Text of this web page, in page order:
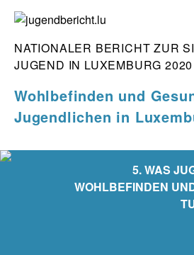
Skip
contentjugendbericht.lu
NATIONALER BERICHT ZUR
JUGEND IN LUXEMBURG 2020
Wohlbefinden und
Jugendlichen in
5. WAS
WOHLBEFINDEN